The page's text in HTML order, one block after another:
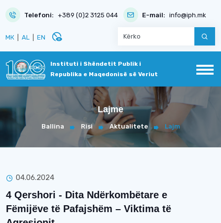
Telefoni: +389 (0)2 3125 044 E-mail: info@iph.mk
МК AL EN disabled_visible
Instituti i Shëndetit Publik i
Republika e Maqedonisë së Veriut
Lajme
Ballina Risi Aktualitete Lajm
04.06.2024
4 Qershori - Dita Ndërkombëtare e
Fëmijëve të Pafajshëm – Viktima të